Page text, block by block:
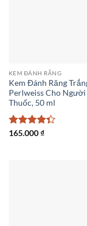
KEM ĐÁNH RĂNG
Kem Đánh Răng
Perlweiss Cho
Thuốc, 50 ml
Được xếp
165.000₫